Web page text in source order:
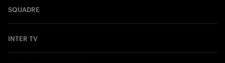
SQUADRE
INTER TV